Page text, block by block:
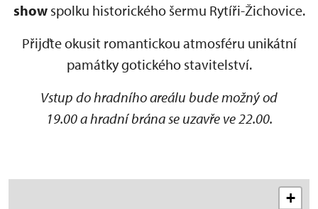
show spolku historického šermu Rytíři-Žichovice.
Přijďte okusit romantickou atmosféru unikátní
památky gotického stavitelství.
Vstup do hradního areálu bude možný od
19.00 a hradní brána se uzavře ve 22.00.
+